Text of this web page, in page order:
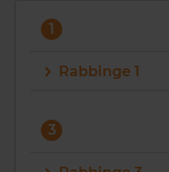
Zoek een woning
1
Rabbinge 1
3